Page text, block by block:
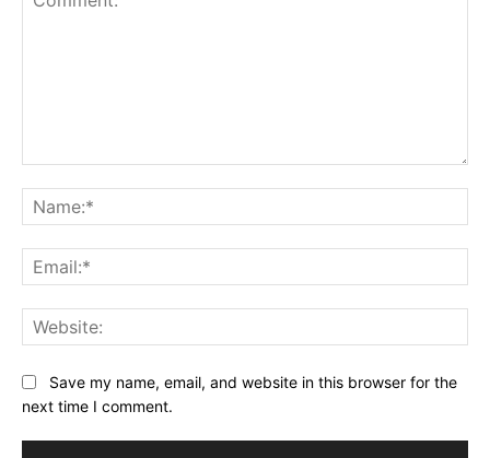
Save my name, email, and website in this browser for the
next time I comment.